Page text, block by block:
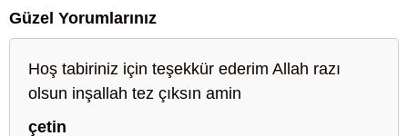
Güzel Yorumlarınız
Hoş tabiriniz için teşekkür ederim Allah razı
olsun inşallah tez çıksın amin
çetin